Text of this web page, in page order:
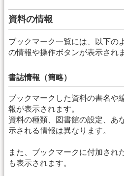
資料の情報
ブックマーク一覧には、以下の
の情報や操作ボタンが表示され
書誌情報（簡略）
ブックマークした資料の書名や
報が表示されます。
資料の種類、図書館の設定、あ
示される情報は異なります。
また、ブックマークに付加され
も表示されます。